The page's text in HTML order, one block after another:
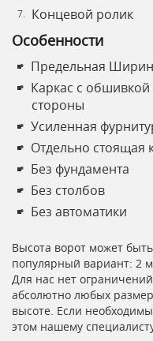
Концевой ролик
Особенности
Предельная
Каркас с
стороны
Усиленная
Отдельно стоящая
Без фундамента
Без столбов
Без автоматики
Высота ворот может
популярный вариант: 2
Для нас нет
абсолютно любых
высоте. Если
этом нашему